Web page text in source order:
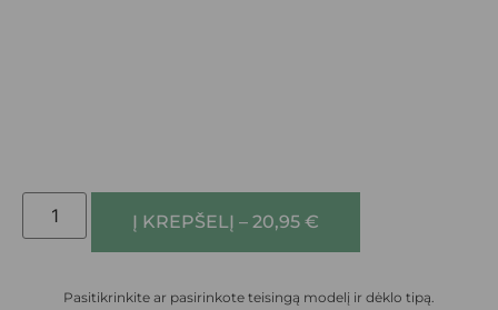
Į KREPŠELĮ – 20,95 €
Pasitikrinkite ar pasirinkote teisingą modelį ir dėklo tipą.